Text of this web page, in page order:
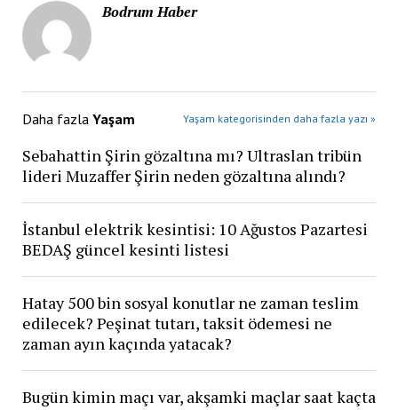
Bodrum Haber
Daha fazla Yaşam Yaşam kategorisinden daha fazla yazı »
Sebahattin Şirin gözaltına mı? Ultraslan tribün
lideri Muzaffer Şirin neden gözaltına alındı?
İstanbul elektrik kesintisi: 10 Ağustos Pazartesi
BEDAŞ güncel kesinti listesi
Hatay 500 bin sosyal konutlar ne zaman teslim
edilecek? Peşinat tutarı, taksit ödemesi ne
zaman ayın kaçında yatacak?
Bugün kimin maçı var, akşamki maçlar saat kaçta